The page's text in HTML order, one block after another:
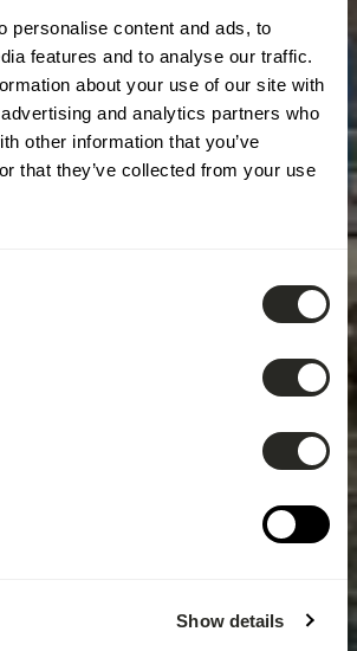
personalise content and ads, to
features and to analyse our traffic.
about your use of our site with
and analytics partners who
other information that you’ve
that they’ve collected from your use
Show details